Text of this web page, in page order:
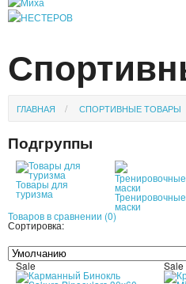
ГЛАВНАЯ СПОРТИВНЫЕ ТОВАРЫ
Подгруппы
Товары для
туризма Тренировочные
маски
Товаров в сравнении (0)
Сортировка:
Sale Sale